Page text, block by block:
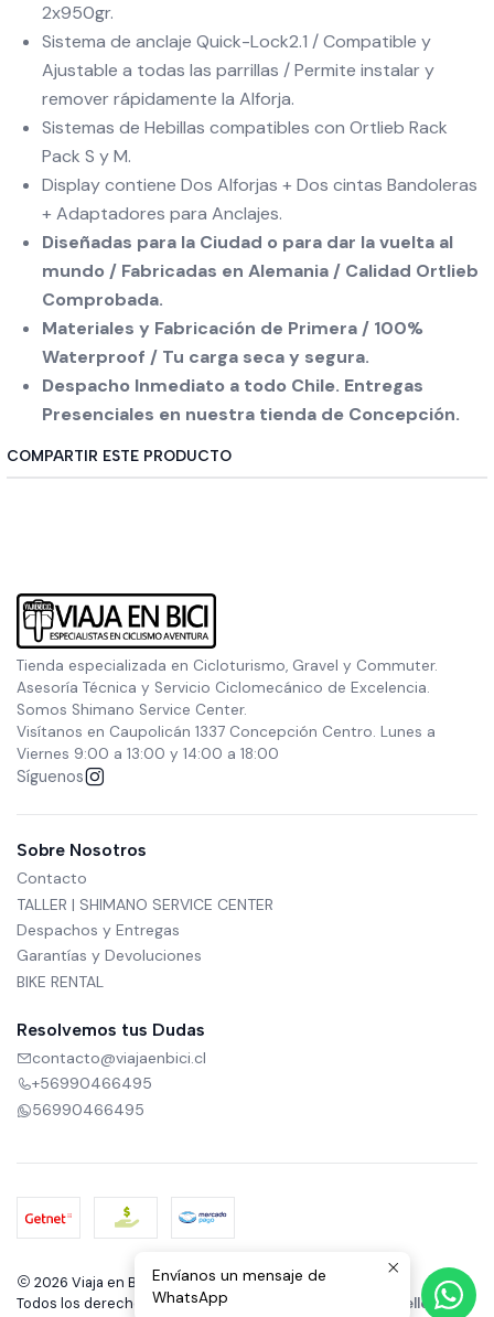
2x950gr.
Sistema de anclaje Quick-Lock2.1 / Compatible y
Ajustable a todas las parrillas / Permite instalar y
remover rápidamente la Alforja.
Sistemas de Hebillas compatibles con Ortlieb Rack
Pack S y M.
Display contiene Dos Alforjas + Dos cintas Bandoleras
+ Adaptadores para Anclajes.
Diseñadas para la Ciudad o para dar la vuelta al
mundo / Fabricadas en Alemania / Calidad Ortlieb
Comprobada.
Materiales y Fabricación de Primera / 100%
Waterproof / Tu carga seca y segura.
Despacho Inmediato a todo Chile. Entregas
Presenciales en nuestra tienda de Concepción.
COMPARTIR ESTE PRODUCTO
Tienda especializada en Cicloturismo, Gravel y Commuter.
Asesoría Técnica y Servicio Ciclomecánico de Excelencia.
Somos Shimano Service Center.
Visítanos en Caupolicán 1337 Concepción Centro. Lunes a
Viernes 9:00 a 13:00 y 14:00 a 18:00
Síguenos
Sobre Nosotros
Contacto
TALLER | SHIMANO SERVICE CENTER
Despachos y Entregas
Garantías y Devoluciones
BIKE RENTAL
Resolvemos tus Dudas
contacto@viajaenbici.cl
+56990466495
56990466495
2026 Viaja en Bici.
Todos los derechos reservados.
Desarrollado por Jumpseller.
Envíanos un mensaje de
WhatsApp